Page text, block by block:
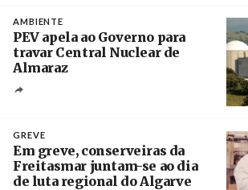
AMBIENTE
PEV apela ao Governo para
travar Central Nuclear de
Almaraz
GREVE
Em greve, conserveiras da
Freitasmar juntam-se ao dia
de luta regional do Algarve